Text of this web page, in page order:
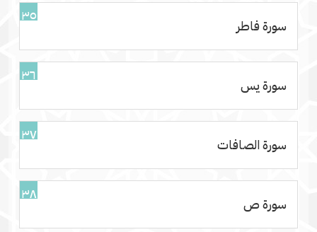
٣٥
سورة فاطر
٣٦
سورة يس
٣٧
سورة الصافات
٣٨
سورة ص